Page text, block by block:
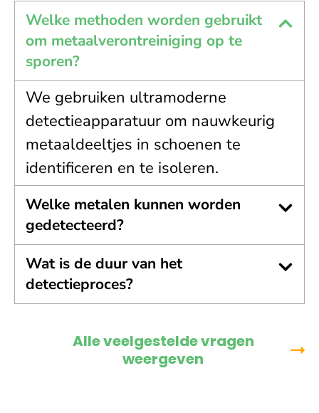
Welke methoden worden gebruikt
om metaalverontreiniging op te
sporen?
We gebruiken ultramoderne
detectieapparatuur om nauwkeurig
metaaldeeltjes in schoenen te
identificeren en te isoleren.
Welke metalen kunnen worden
gedetecteerd?
Wat is de duur van het
detectieproces?
Alle veelgestelde vragen
weergeven